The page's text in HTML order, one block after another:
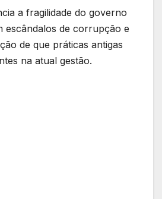
a fragilidade do governo
escândalos de corrupção e
de que práticas antigas
na atual gestão.